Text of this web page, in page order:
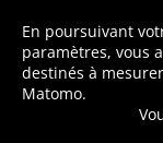
En poursuivant
paramètres, vous
destinés à
Matomo.